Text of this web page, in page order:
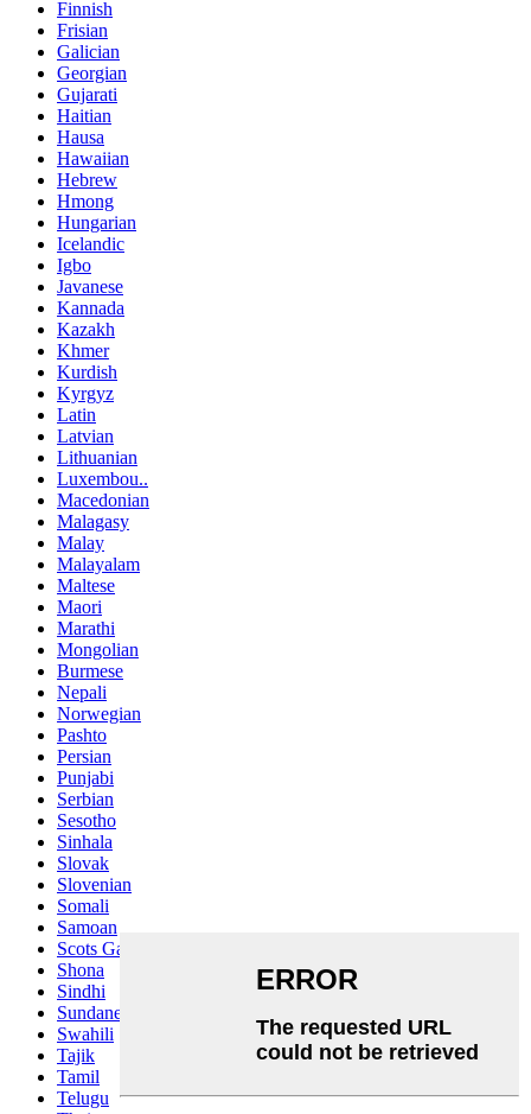
Finnish
Frisian
Galician
Georgian
Gujarati
Haitian
Hausa
Hawaiian
Hebrew
Hmong
Hungarian
Icelandic
Igbo
Javanese
Kannada
Kazakh
Khmer
Kurdish
Kyrgyz
Latin
Latvian
Lithuanian
Luxembou..
Macedonian
Malagasy
Malay
Malayalam
Maltese
Maori
Marathi
Mongolian
Burmese
Nepali
Norwegian
Pashto
Persian
Punjabi
Serbian
Sesotho
Sinhala
Slovak
Slovenian
Somali
Samoan
Scots Gaelic
Shona
Sindhi
Sundanese
Swahili
Tajik
Tamil
Telugu